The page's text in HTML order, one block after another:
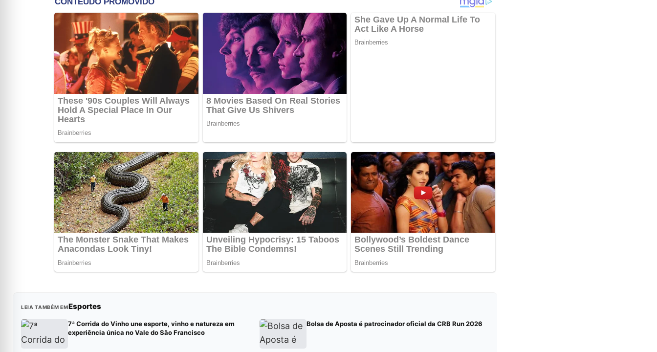
LEIA TAMBÉM EMEsportes
7ª Corrida do Vinho une esporte, vinho e natureza em
experiência única no Vale do São Francisco
Bolsa de Aposta é patrocinador oficial da CRB Run 2026